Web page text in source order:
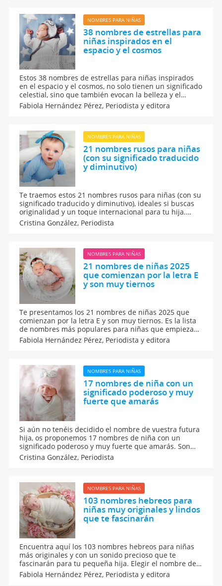
NOMBRES PARA NIÑAS
38 nombres de estrellas para
niñas inspirados en el
espacio y el cosmos
Estos 38 nombres de estrellas para niñas inspirados
en el espacio y el cosmos, no solo tienen un significado
celestial, sino que también evocan la belleza y el
misterio del universo. Encuentra la inspiración ideal
para el nombre de tu pequeña bebé. Aquí los
Fabiola Hernández Pérez, Periodista y editora
NOMBRES PARA NIÑAS
21 nombres rusos para niñas
(con su significado traducido
y diminutivo)
Te traemos estos 21 nombres rusos para niñas (con su
significado traducido y diminutivo), ideales si buscas
originalidad y un toque internacional para tu hija.
Cada nombre incluye su origen, significado y
diminutivo cariñoso más usado, sin duda, una lista
nena.
Cristina González, Periodista
NOMBRES PARA NIÑAS
21 nombres de niñas 2025
que comienzan por la letra E
y son muy tiernos
Te presentamos los 21 nombres de niñas 2025 que
comienzan por la letra E y son muy tiernos. Es la lista
de nombres más populares para niñas que empiezan
por esta letra. Busca entre estos nombres para niñas
más frecuentes para que puedas elegir el nombre
Fabiola Hernández Pérez, Periodista y editora
NOMBRES PARA NIÑAS
17 nombres de niña con un
significado poderoso y muy
fuerte que amarás
Si aún no tenéis decidido el nombre de vuestra futura
hija, os proponemos 17 nombres de niña con un
significado poderoso y muy fuerte que amarás. Son
bonitas ideas de nombres femeninos con los
significados más poderosos. Se trata de apodos
nacer.
Cristina González, Periodista
NOMBRES PARA NIÑAS
103 nombres hebreos para
niñas muy originales y lindos
que te fascinarán
Encuentra aquí los 103 nombres hebreos para niñas
más originales y con un sonido precioso que te
fascinarán para tu pequeña hija. Elegir el nombre de
tu recién nacida es una tarea compleja porque implica
seleccionar a conciencia cómo se llamará tu bebé con
Fabiola Hernández Pérez, Periodista y editora